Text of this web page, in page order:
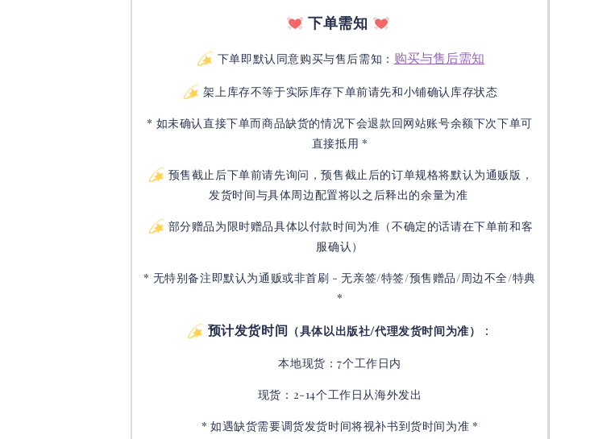
下单需知
下单即默认同意购买与售后需知： 购买与售后需知
架上库存不等于实际库存下单前请先和小铺确认库存状态
* 如未确认直接下单而商品缺货的情况下会退款回网站账号余额下次下单可
直接抵用 *
预售截止后下单前请先询问，预售截止后的订单规格将默认为通贩版，
发货时间与具体周边配置将以之后释出的余量为准
部分赠品为限时赠品具体以付款时间为准（不确定的话请在下单前和客
服确认）
* 无特别备注即默认为通贩或非首刷 - 无亲签/特签/预售赠品/周边不全/特典
*
预计发货时间 （具体以出版社/代理发货时间为准） ：
本地现货：7个工作日内
现货：2-14个工作日从海外发出
* 如遇缺货需要调货发货时间将视补书到货时间为准 *